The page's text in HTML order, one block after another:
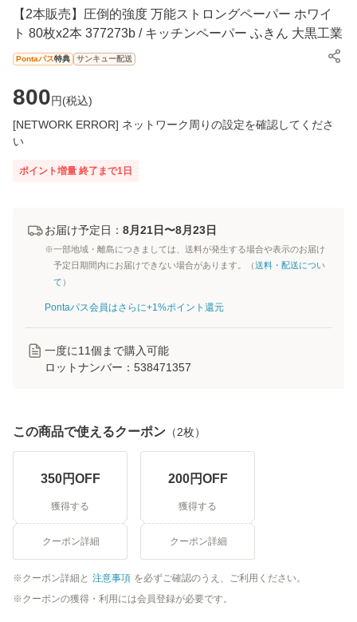
【2本販売】圧倒的強度 万能ストロングペーパー ホワイ
ト 80枚x2本 377273b / キッチンペーパー ふきん 大黒工業
Pontaパス特典 サンキュー配送
800円(税込)
[NETWORK ERROR] ネットワーク周りの設定を確認してくださ
い
ポイント増量 終了まで1 日
お届け予定日： 8月21日〜8月23日
※一部地域・離島につきましては、送料が発生する場合や表示のお届け
予定日期間内にお届けできない場合があります。（送料・配送につい
て ）
Pontaパス会員はさらに+1%ポイント還元
一度に11個まで購入可能
ロットナンバー： 538471357
この商品で使えるクーポン （2枚）
350円OFF
獲得する
クーポン詳細
200円OFF
獲得する
クーポン詳細
クーポン詳細と 注意事項 を必ずご確認のうえ、ご利用ください。
クーポンの獲得・利用には会員登録が必要です。